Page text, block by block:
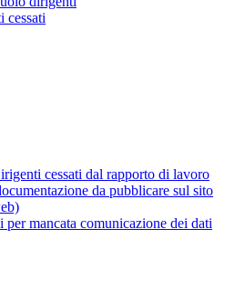
cessati
cessati dal rapporto di lavoro
da pubblicare sul sito
per mancata comunicazione dei dati